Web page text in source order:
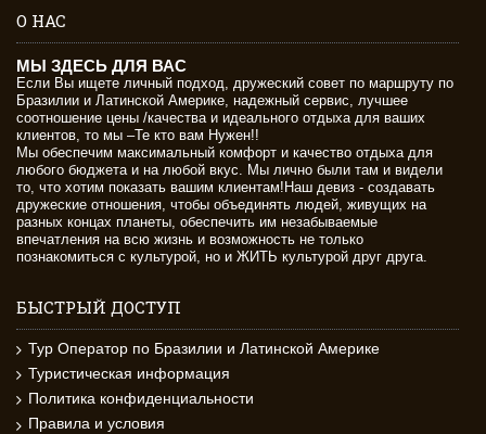
О НАС
МЫ ЗДЕСЬ ДЛЯ ВАС
Если Вы ищете личный подход, дружеский совет по маршруту по
Бразилии и Латинской Америке, надежный сервис, лучшее
соотношение цены /качества и идеального отдыха для ваших
клиентов, то мы –Те кто вам Нужен!!
Мы обеспечим максимальный комфорт и качество отдыха для
любого бюджета и на любой вкус. Мы лично были там и видели
то, что хотим показать вашим клиентам!Наш девиз - создавать
дружеские отношения, чтобы объединять людей, живущих на
разных концах планеты, обеспечить им незабываемые
впечатления на всю жизнь и возможность не только
познакомиться с культурой, но и ЖИТЬ культурой друг друга.
БЫСТРЫЙ ДОСТУП
Тур Оператор по Бразилии и Латинской Америке
Туристическая информация
Политика конфиденциальности
Правила и условия